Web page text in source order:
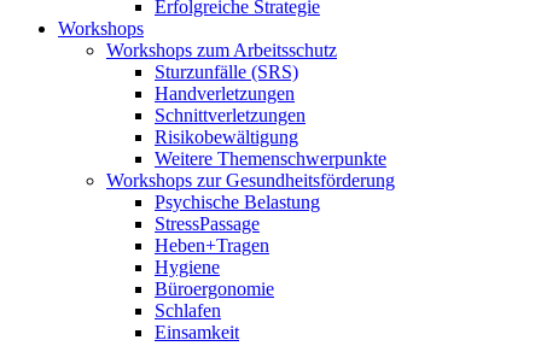
Erfolgreiche Strategie
Workshops
Workshops zum Arbeitsschutz
Sturzunfälle (SRS)
Handverletzungen
Schnittverletzungen
Risikobewältigung
Weitere Themenschwerpunkte
Workshops zur Gesundheitsförderung
Psychische Belastung
StressPassage
Heben+Tragen
Hygiene
Büroergonomie
Schlafen
Einsamkeit